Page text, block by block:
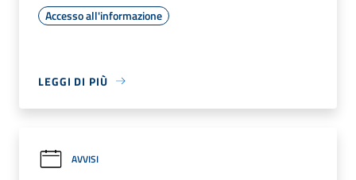
Accesso all'informazione
LEGGI DI PIÙ
AVVISI